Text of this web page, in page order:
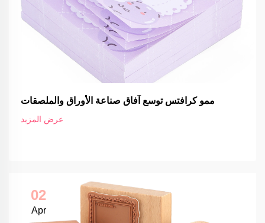
ممو كرافتس توسع آفاق صناعة الأوراق والملصقات
عرض المزيد
02
Apr